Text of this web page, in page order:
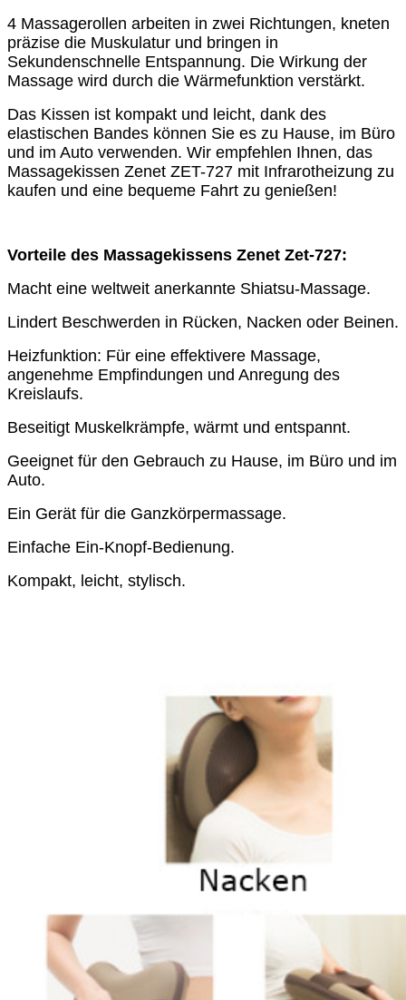
4 Massagerollen arbeiten in zwei Richtungen, kneten
präzise die Muskulatur und bringen in
Sekundenschnelle Entspannung. Die Wirkung der
Massage wird durch die Wärmefunktion verstärkt.
Das Kissen ist kompakt und leicht, dank des
elastischen Bandes können Sie es zu Hause, im Büro
und im Auto verwenden. Wir empfehlen Ihnen, das
Massagekissen Zenet ZET-727 mit Infrarotheizung zu
kaufen und eine bequeme Fahrt zu genießen!
Vorteile des Massagekissens Zenet Zet-727:
Macht eine weltweit anerkannte Shiatsu-Massage.
Lindert Beschwerden in Rücken, Nacken oder Beinen.
Heizfunktion: Für eine effektivere Massage,
angenehme Empfindungen und Anregung des
Kreislaufs.
Beseitigt Muskelkrämpfe, wärmt und entspannt.
Geeignet für den Gebrauch zu Hause, im Büro und im
Auto.
Ein Gerät für die Ganzkörpermassage.
Einfache Ein-Knopf-Bedienung.
Kompakt, leicht, stylisch.